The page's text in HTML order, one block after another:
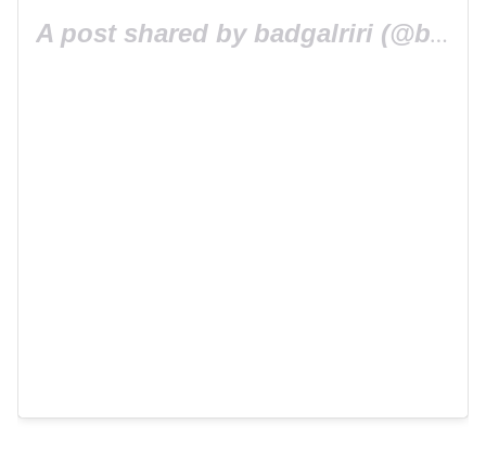
A post shared by badgalriri (@badgalriri)